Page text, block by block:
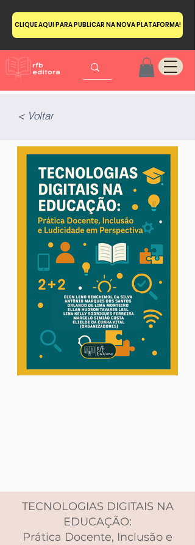
CLIQUE AQUI PARA PUBLICAR NA NOVA PLATAFORMA!
< Voltar
TECNOLOGIAS DIGITAIS NA
EDUCAÇÃO:
Prática Docente, Inclusão e